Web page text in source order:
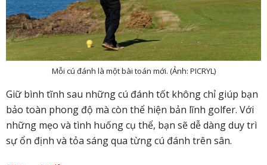
Mỗi cú đánh là một bài toán mới. (Ảnh: PICRYL)
Giữ bình tĩnh sau những cú đánh tốt không chỉ giúp bạn
bảo toàn phong độ mà còn thể hiện bản lĩnh golfer. Với
những mẹo và tình huống cụ thể, bạn sẽ dễ dàng duy trì
sự ổn định và tỏa sáng qua từng cú đánh trên sân.